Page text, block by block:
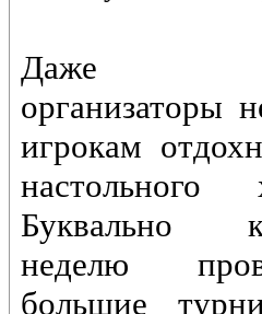
Даже
организаторы
игрокам
настольного
Буквально
неделю
большие